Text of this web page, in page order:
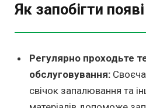
Як запобігти
Регулярно проходьте
обслуговування:
свічок запалювання та